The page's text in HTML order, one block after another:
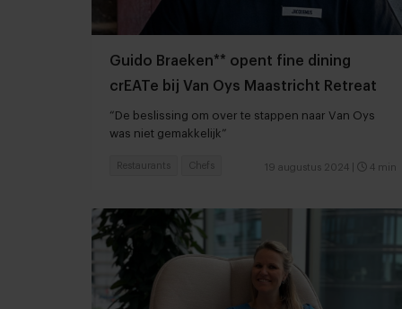
Guido Braeken** opent fine dining
crEATe bij Van Oys Maastricht Retreat
“De beslissing om over te stappen naar Van Oys
was niet gemakkelijk”
19 augustus 2024 4 min
Restaurants Chefs